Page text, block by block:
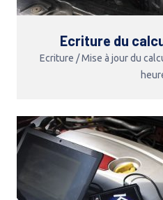
Ecriture du
Ecriture / Mise à jour du